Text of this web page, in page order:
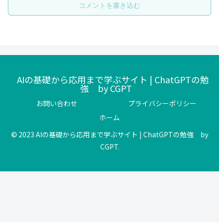
コメントを書き込む
AIの基礎から応用まで学ぶサイト | ChatGPTの勉
強 by CGPT
お問い合わせ
プライバシーポリシー
ホーム
© 2023 AIの基礎から応用まで学ぶサイト | ChatGPTの勉強 by
CGPT.